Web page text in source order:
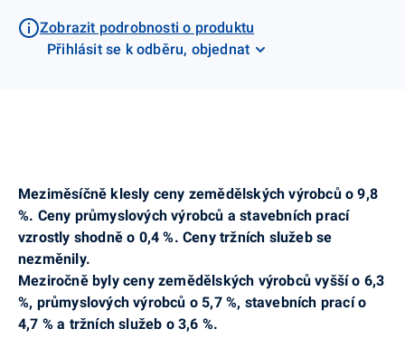
Zobrazit podrobnosti o produktu
Přihlásit se k odběru, objednat
Meziměsíčně klesly ceny zemědělských výrobců o 9,8
%. Ceny průmyslových výrobců a stavebních prací
vzrostly shodně o 0,4 %. Ceny tržních služeb se
nezměnily.
Meziročně byly ceny zemědělských výrobců vyšší o 6,3
%, průmyslových výrobců o 5,7 %, stavebních prací o
4,7 % a tržních služeb o 3,6 %.